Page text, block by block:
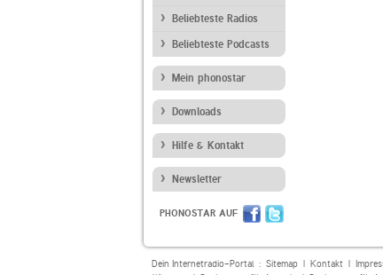
Beliebteste Radios
Beliebteste Podcasts
Mein phonostar
Downloads
Hilfe & Kontakt
Newsletter
PHONOSTAR AUF
Dein Internetradio-Portal : Sitemap| Kontakt|